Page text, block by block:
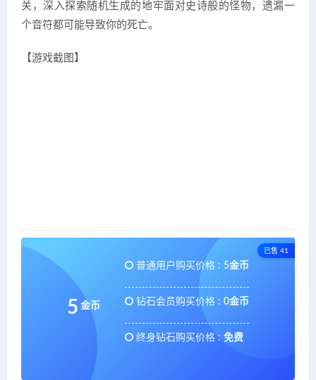
关，深入探索随机生成的地牢面对史诗般的怪物，遗漏一
个音符都可能导致你的死亡。
【游戏截图】
已售 41
5 金币
普通用户购买价格 : 5金币
钻石会员购买价格 : 0金币
终身钻石购买价格 : 免费